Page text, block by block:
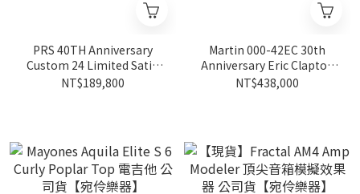
PRS 40TH Anniversary
Custom 24 Limited Satin
CTB - 全台限量一隻 公司貨
NT$189,800
Martin 000-42EC 30th
Anniversary Eric Clapton
LTD 木吉他【宛伶樂器】
NT$438,000